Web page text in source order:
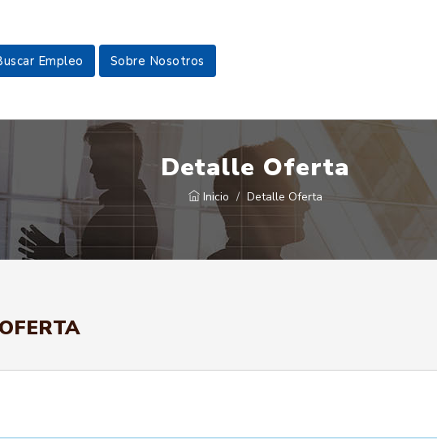
Empleo Sobre Nosotros
Detalle Oferta
Inicio Detalle Oferta